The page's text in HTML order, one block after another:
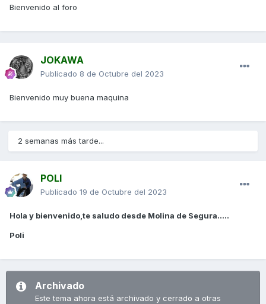
Bienvenido al foro
JOKAWA
Publicado 8 de Octubre del 2023
Bienvenido muy buena maquina
2 semanas más tarde...
POLI
Publicado 19 de Octubre del 2023
Hola y bienvenido,te saludo desde Molina de Segura.....
Poli
Archivado
Este tema ahora está archivado y cerrado a otras